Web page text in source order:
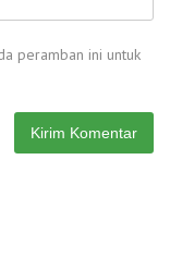
peramban ini untuk